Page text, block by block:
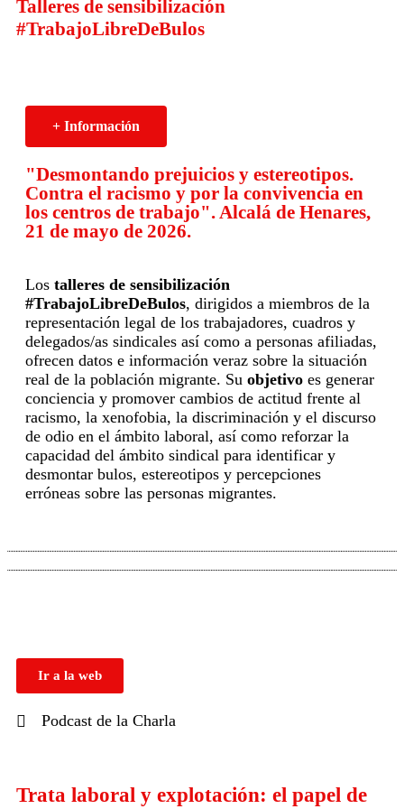
Talleres de sensibilización
#TrabajoLibreDeBulos
+ Información
"Desmontando prejuicios y estereotipos.
Contra el racismo y por la convivencia en
los centros de trabajo". Alcalá de Henares,
21 de mayo de 2026.
Los talleres de sensibilización
#TrabajoLibreDeBulos, dirigidos a miembros de la
representación legal de los trabajadores, cuadros y
delegados/as sindicales así como a personas afiliadas,
ofrecen datos e información veraz sobre la situación
real de la población migrante. Su objetivo es generar
conciencia y promover cambios de actitud frente al
racismo, la xenofobia, la discriminación y el discurso
de odio en el ámbito laboral, así como reforzar la
capacidad del ámbito sindical para identificar y
desmontar bulos, estereotipos y percepciones
erróneas sobre las personas migrantes.
Ir a la web
Podcast de la Charla
Trata laboral y explotación: el papel de